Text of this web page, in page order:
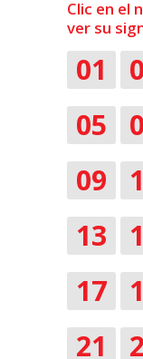
Clic en el
ver su
01
05
09
13
17
21